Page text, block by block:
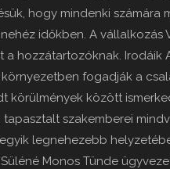
hogy mindenki számára
időkben. A vállalkozás
hozzátartozóknak. Irodáik
fogadják a
körülmények között
szakemberei
legnehezebb
Monos Tünde